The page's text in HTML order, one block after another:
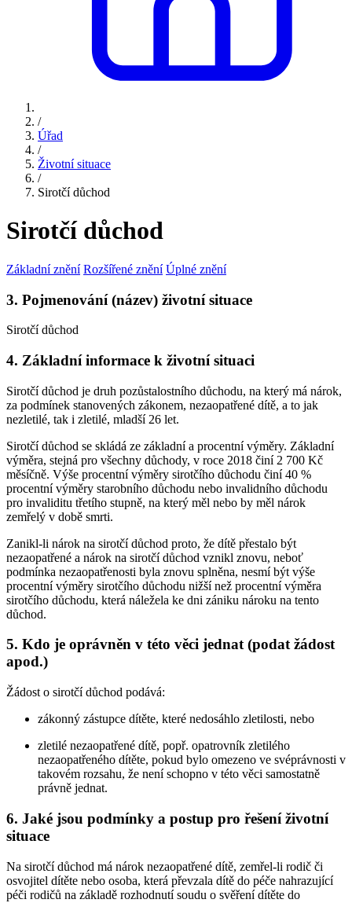
/
Úřad
/
Životní situace
/
Sirotčí důchod
Sirotčí důchod
Základní znění Rozšířené znění Úplné znění
3. Pojmenování (název) životní situace
Sirotčí důchod
4. Základní informace k životní situaci
Sirotčí důchod je druh pozůstalostního důchodu, na který má nárok,
za podmínek stanovených zákonem, nezaopatřené dítě, a to jak
nezletilé, tak i zletilé, mladší 26 let.
Sirotčí důchod se skládá ze základní a procentní výměry. Základní
výměra, stejná pro všechny důchody, v roce 2018 činí 2 700 Kč
měsíčně. Výše procentní výměry sirotčího důchodu činí 40 %
procentní výměry starobního důchodu nebo invalidního důchodu
pro invaliditu třetího stupně, na který měl nebo by měl nárok
zemřelý v době smrti.
Zanikl-li nárok na sirotčí důchod proto, že dítě přestalo být
nezaopatřené a nárok na sirotčí důchod vznikl znovu, neboť
podmínka nezaopatřenosti byla znovu splněna, nesmí být výše
procentní výměry sirotčího důchodu nižší než procentní výměra
sirotčího důchodu, která náležela ke dni zániku nároku na tento
důchod.
5. Kdo je oprávněn v této věci jednat (podat žádost
apod.)
Žádost o sirotčí důchod podává:
zákonný zástupce dítěte, které nedosáhlo zletilosti, nebo
zletilé nezaopatřené dítě, popř. opatrovník zletilého
nezaopatřeného dítěte, pokud bylo omezeno ve svéprávnosti v
takovém rozsahu, že není schopno v této věci samostatně
právně jednat.
6. Jaké jsou podmínky a postup pro řešení životní
situace
Na sirotčí důchod má nárok nezaopatřené dítě, zemřel-li rodič či
osvojitel dítěte nebo osoba, která převzala dítě do péče nahrazující
péči rodičů na základě rozhodnutí soudu o svěření dítěte do